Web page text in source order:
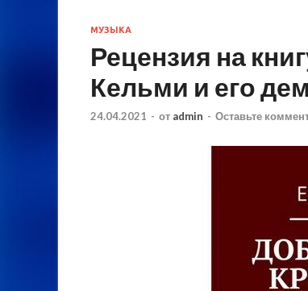
МУЗЫКА
Рецензия на
Кельми и его
24.04.2021 - от admin - Оставьте